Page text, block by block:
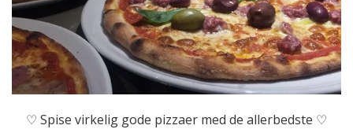
♡ Spise virkelig gode pizzaer med de allerbedste ♡